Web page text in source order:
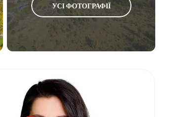
УСІ ФОТОГРАФІЇ